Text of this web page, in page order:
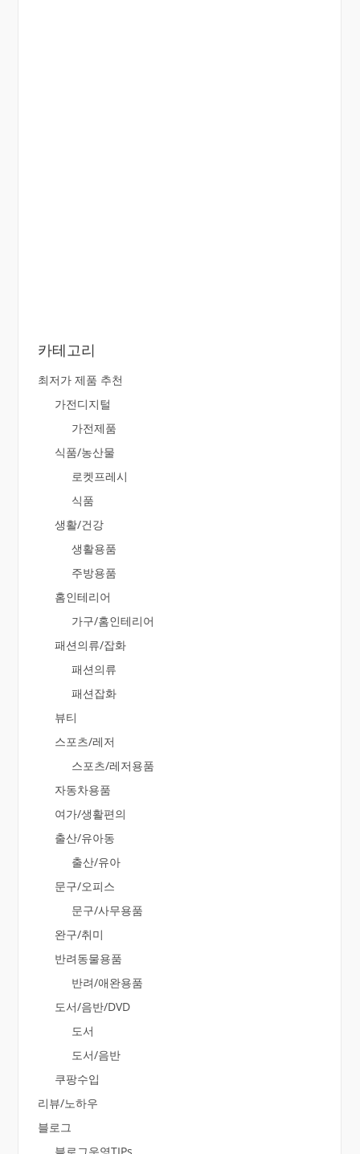
카테고리
최저가 제품 추천
가전디지털
가전제품
식품/농산물
로켓프레시
식품
생활/건강
생활용품
주방용품
홈인테리어
가구/홈인테리어
패션의류/잡화
패션의류
패션잡화
뷰티
스포츠/레저
스포츠/레저용품
자동차용품
여가/생활편의
출산/유아동
출산/유아
문구/오피스
문구/사무용품
완구/취미
반려동물용품
반려/애완용품
도서/음반/DVD
도서
도서/음반
쿠팡수입
리뷰/노하우
블로그